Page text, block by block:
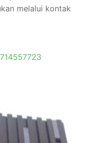
melalui kontak